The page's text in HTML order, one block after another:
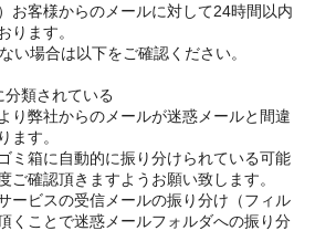
お客様からのメールに対して24時間以内
ります。
い場合は以下をご確認ください。
類されている
り弊社からのメールが迷惑メールと間違
ます。
ミ箱に自動的に振り分けられている可能
ご確認頂きますようお願い致します。
ービスの受信メールの振り分け（フィル
くことで迷惑メールフォルダへの振り分